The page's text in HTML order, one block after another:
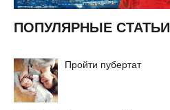
ПОПУЛЯРНЫЕ СТАТЬИ
Пройти пубертат